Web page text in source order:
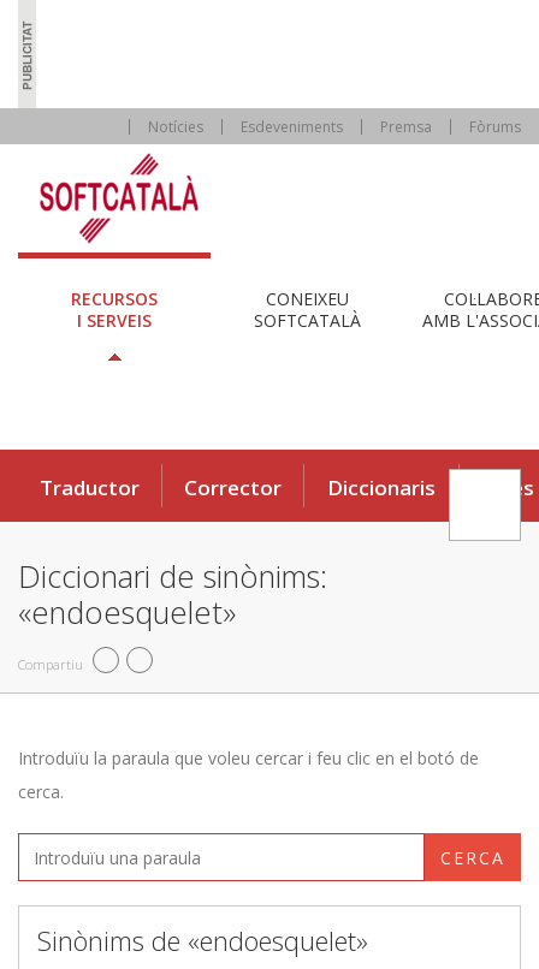
Notícies Esdeveniments Premsa Fòrums
RECURSOS
I SERVEIS
CONEIXEU
SOFTCATALÀ
AMB
Traductor Corrector Diccionaris Eines
Diccionari de sinònims:
«endoesquelet»
Compartiu
Introduïu la paraula que voleu cercar i feu clic en el botó de
cerca.
CERCA
Sinònims de «endoesquelet»